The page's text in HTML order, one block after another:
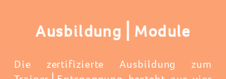
Ausbildung⎪Module
Die zertifizierte Ausbildung zum